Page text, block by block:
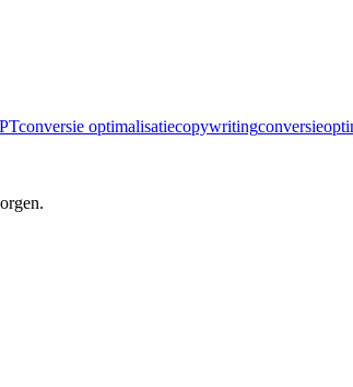
conversie optimalisatiecopywriting